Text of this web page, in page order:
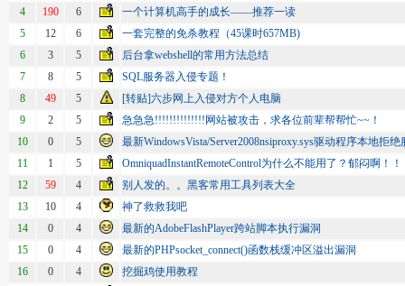
4
190 6
一个计算机高手的成长――推荐一读
5
12 6
一套完整的免杀教程（45课时657MB)
6
3 5
后台拿webshell的常用方法总结
7
8 5
SQL服务器入侵专题！
8
49 5
[转贴]六步网上入侵对方个人电脑
9
2 5
急急急!!!!!!!!!!!!!!网站被攻击，求各位前辈帮帮忙~~！
10
0 5
最新WindowsVista/Server2008nsiproxy.sys驱动程序本地拒
11
1 5
OmniquadInstantRemoteControl为什么不能用了？郁闷啊！
12
59 4
别人发的。。黑客常用工具列表大全
13
10 4
神了救救我吧
14
0 4
最新的AdobeFlashPlayer跨站脚本执行漏洞
15
0 4
最新的PHPsocket_connect()函数栈缓冲区溢出漏洞
16
0 4
挖掘鸡使用教程